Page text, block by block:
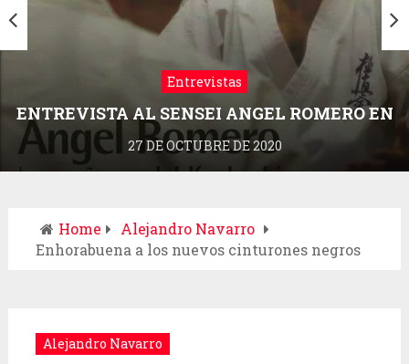
Entrevistas
ENTREVISTA AL SENSEI ANGEL ROMERO EN
LA REVISTA DRAGONZ
27 DE OCTUBRE DE 2020
Home
Alejandro Navarro
Enhorabuena a los nuevos cinturones negros
Alejandro Navarro